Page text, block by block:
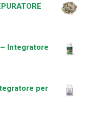
Integratore
per